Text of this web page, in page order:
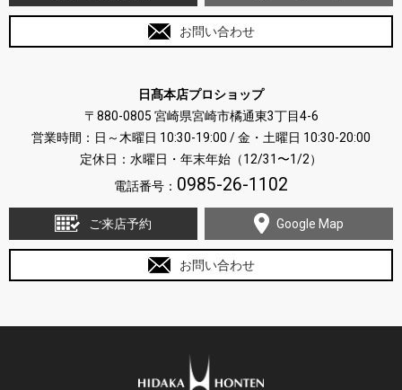
お問い合わせ
日髙本店プロショップ
〒880-0805 宮崎県宮崎市橘通東3丁目4-6
営業時間：日～木曜日 10:30-19:00 / 金・土曜日 10:30-20:00
定休日：水曜日・年末年始（12/31〜1/2）
電話番号： 0985-26-1102
ご来店予約 Google Map
お問い合わせ